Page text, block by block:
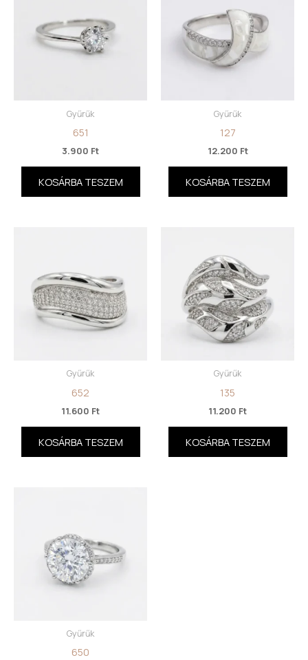
Gyűrűk
651
3.900 Ft
KOSÁRBA TESZEM
Gyűrűk
127
12.200 Ft
KOSÁRBA TESZEM
Gyűrűk
652
11.600 Ft
KOSÁRBA TESZEM
Gyűrűk
135
11.200 Ft
KOSÁRBA TESZEM
Gyűrűk
650